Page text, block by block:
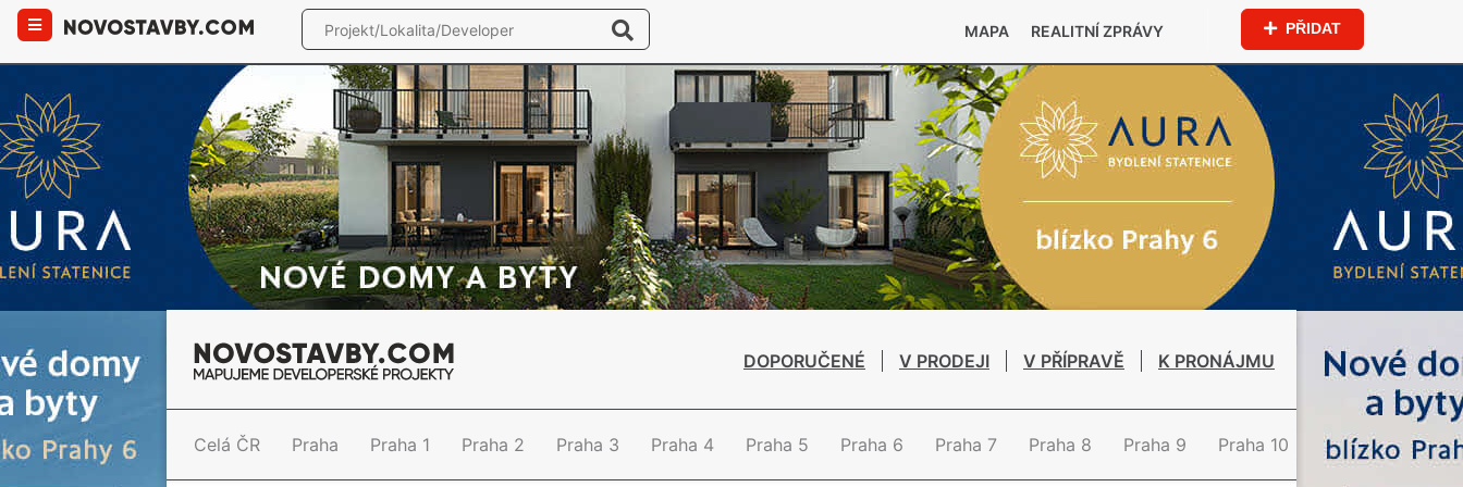
MAPA REALITNÍ ZPRÁVY PŘIDAT
DOPORUČENÉ V PRODEJI V PŘÍPRAVĚ K PRONÁJMU
Celá ČR Praha Praha 1 Praha 2 Praha 3 Praha 4 Praha 5 Praha 6 Praha 7 Praha 8 Praha 9 Praha 10